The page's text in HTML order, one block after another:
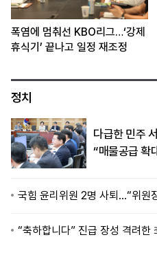
폭염에 멈춰선 KBO리그…‘강제
휴식기’ 끝나고 일정 재조정
정치
다급한 민주
“매물공급 확
국힘 윤리위원 2명 사퇴…“위원
“축하합니다” 진급 장성 격려한